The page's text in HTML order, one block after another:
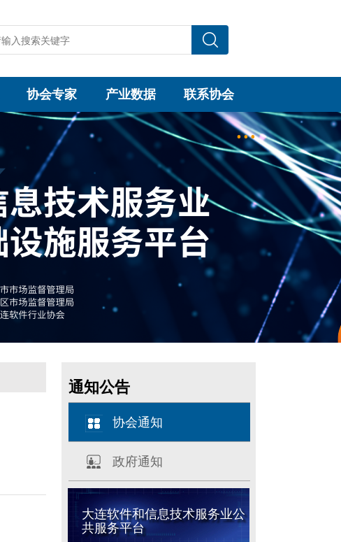
协会专家 产业数据 联系协会
通知公告
协会通知
政府通知
大连软件和信息技术服务业公
共服务平台